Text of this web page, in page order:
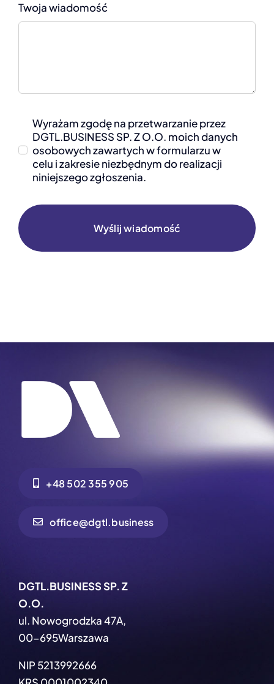
Twoja wiadomość
Wyrażam zgodę na przetwarzanie przez
DGTL.BUSINESS SP. Z O.O. moich danych
osobowych zawartych w formularzu w
celu i zakresie niezbędnym do realizacji
niniejszego zgłoszenia.
Wyślij wiadomość
+48 502 355 905
office@dgtl.business
DGTL.BUSINESS SP. Z
O.O.
ul. Nowogrodzka 47A,
00-695Warszawa
NIP 5213992666